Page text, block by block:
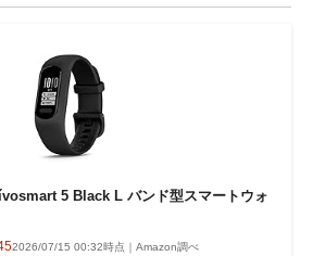
5 Black L バンド型スマートウォ
2026/07/15 00:32時点｜Amazon調べ